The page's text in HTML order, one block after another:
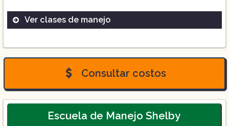
Ver clases de manejo
Curso Basico 5 hrs
Curso Medio 7 hrs
Curso Doble 10 hrs
Curso Experto 15 hrs
Curso Dominical 5 hrs
Consultar costos
Escuela de Manejo Shelby